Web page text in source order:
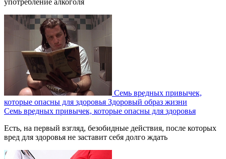
употребление алкоголя
Семь вредных привычек,
которые опасны для здоровья Здоровый образ жизни
Семь вредных привычек, которые опасны для здоровья
Есть, на первый взгляд, безобидные действия, после которых
вред для здоровья не заставит себя долго ждать